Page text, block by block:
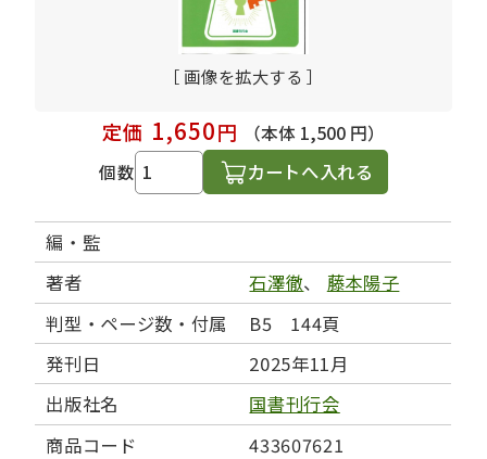
［ 画像を拡大する ］
定価 1,650円
（本体 1,500 円）
個数
カートへ入れる
編・監
著者
石澤徹、 藤本陽子
判型・ページ数・付属
B5 144頁
発刊日
2025年11月
出版社名
国書刊行会
商品コード
433607621